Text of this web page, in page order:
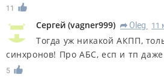
11
Сергей (vagner999) R Oleg 11
Тогда уж никакой АКПП,
синхронов! Про АБС, есп и тп
5